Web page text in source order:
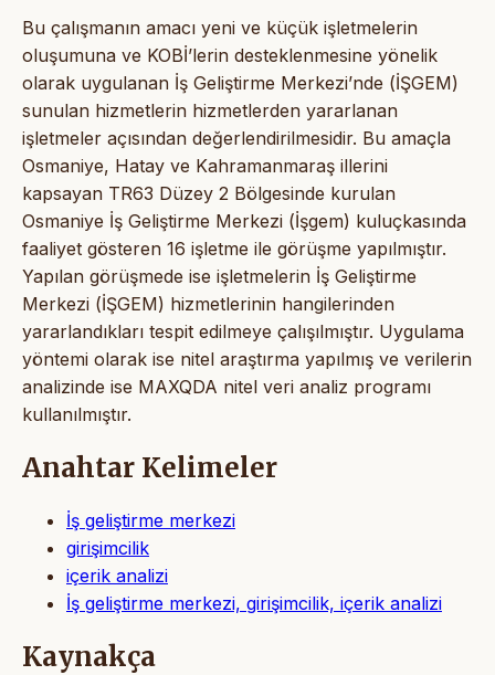
Bu çalışmanın amacı yeni ve küçük işletmelerin
oluşumuna ve KOBİ’lerin desteklenmesine yönelik
olarak uygulanan İş Geliştirme Merkezi’nde (İŞGEM)
sunulan hizmetlerin hizmetlerden yararlanan
işletmeler açısından değerlendirilmesidir. Bu amaçla
Osmaniye, Hatay ve Kahramanmaraş illerini
kapsayan TR63 Düzey 2 Bölgesinde kurulan
Osmaniye İş Geliştirme Merkezi (İşgem) kuluçkasında
faaliyet gösteren 16 işletme ile görüşme yapılmıştır.
Yapılan görüşmede ise işletmelerin İş Geliştirme
Merkezi (İŞGEM) hizmetlerinin hangilerinden
yararlandıkları tespit edilmeye çalışılmıştır. Uygulama
yöntemi olarak ise nitel araştırma yapılmış ve verilerin
analizinde ise MAXQDA nitel veri analiz programı
kullanılmıştır.
Anahtar Kelimeler
İş geliştirme merkezi
girişimcilik
içerik analizi
İş geliştirme merkezi, girişimcilik, içerik analizi
Kaynakça